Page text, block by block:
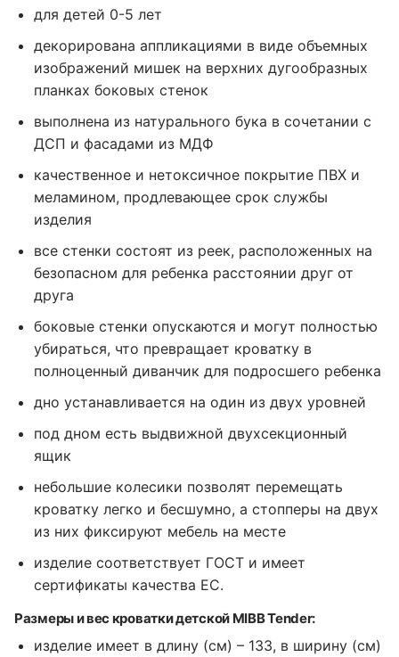
для детей 0-5 лет
декорирована аппликациями в виде объемных
изображений мишек на верхних дугообразных
планках боковых стенок
выполнена из натурального бука в сочетании с
ДСП и фасадами из МДФ
качественное и нетоксичное покрытие ПВХ и
меламином, продлевающее срок службы
изделия
все стенки состоят из реек, расположенных на
безопасном для ребенка расстоянии друг от
друга
боковые стенки опускаются и могут полностью
убираться, что превращает кроватку в
полноценный диванчик для подросшего ребенка
дно устанавливается на один из двух уровней
под дном есть выдвижной двухсекционный
ящик
небольшие колесики позволят перемещать
кроватку легко и бесшумно, а стопперы на двух
из них фиксируют мебель на месте
изделие соответствует ГОСТ и имеет
сертификаты качества ЕС.
Размеры и вес кроватки детской MIBB Tender:
изделие имеет в длину (см) – 133, в ширину (см)